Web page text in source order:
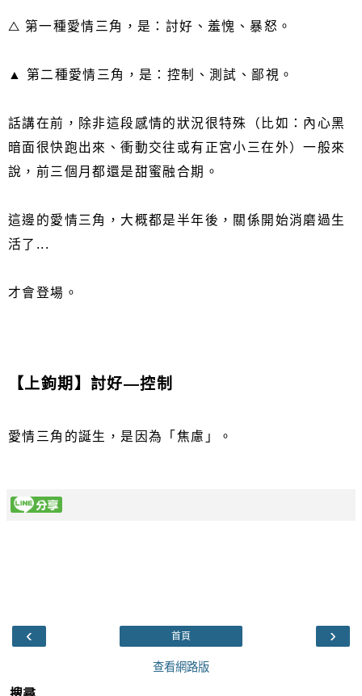
△ 第一種愛情三角，是：討好、羞愧、暴怒。
▲ 第二種愛情三角，是：控制、測試、鄙視。
話講在前，除非這段感情的狀況很特殊（比如：內心黑
暗面很快跑出來、衝動交往或有正宮小三在外）一般來
說，前三個月都還是甜蜜融合期。
這邊的愛情三角，大概都是半年後，關係開始消磨過生
活了...
才會登場。
​【上鉤期】討好—控制
愛情三角的誕生，是因為「焦慮」。
‹ ›
首頁
查看網路版